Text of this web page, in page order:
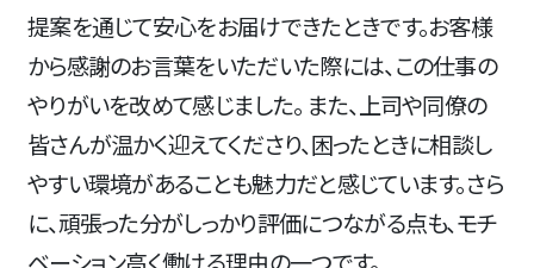
提案を通じて安心をお届けできたときです。お客様
から感謝のお言葉をいただいた際には、この仕事の
やりがいを改めて感じました。 また、上司や同僚の
皆さんが温かく迎えてくださり、困ったときに相談し
やすい環境があることも魅力だと感じています。さら
に、頑張った分がしっかり評価につながる点も、モチ